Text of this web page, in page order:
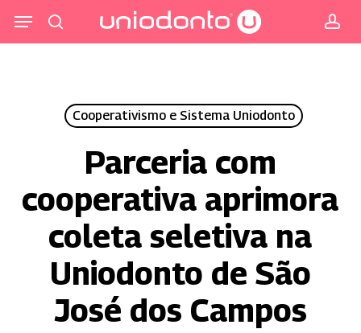
para
Menu
Cooperativismo e Sistema Uniodonto
Parceria com
cooperativa aprimora
coleta seletiva na
Uniodonto de São
José dos Campos